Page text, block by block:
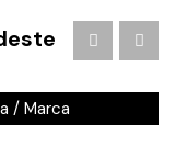
agencia de
de logo
/ Marca